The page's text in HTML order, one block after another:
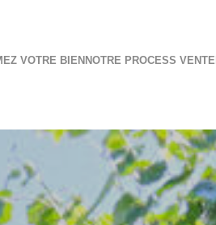
VOTRE BIEN NOTRE PROCESS VENTE